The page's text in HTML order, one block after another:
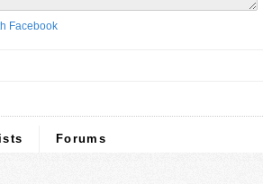
Facebook
Forums